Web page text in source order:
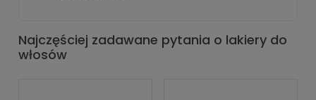
Najczęściej zadawane pytania o lakiery do
włosów